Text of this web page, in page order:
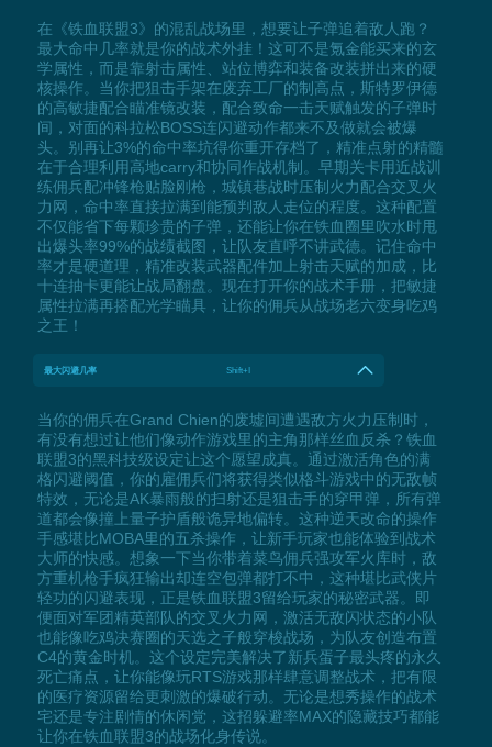
在《铁血联盟3》的混乱战场里，想要让子弹追着敌人跑？
最大命中几率就是你的战术外挂！这可不是氪金能买来的玄
学属性，而是靠射击属性、站位博弈和装备改装拼出来的硬
核操作。当你把狙击手架在废弃工厂的制高点，斯特罗伊德
的高敏捷配合瞄准镜改装，配合致命一击天赋触发的子弹时
间，对面的科拉松BOSS连闪避动作都来不及做就会被爆
头。别再让3%的命中率坑得你重开存档了，精准点射的精髓
在于合理利用高地carry和协同作战机制。早期关卡用近战训
练佣兵配冲锋枪贴脸刚枪，城镇巷战时压制火力配合交叉火
力网，命中率直接拉满到能预判敌人走位的程度。这种配置
不仅能省下每颗珍贵的子弹，还能让你在铁血圈里吹水时甩
出爆头率99%的战绩截图，让队友直呼不讲武德。记住命中
率才是硬道理，精准改装武器配件加上射击天赋的加成，比
十连抽卡更能让战局翻盘。现在打开你的战术手册，把敏捷
属性拉满再搭配光学瞄具，让你的佣兵从战场老六变身吃鸡
之王！
最大闪避几率 Shift+I
当你的佣兵在Grand Chien的废墟间遭遇敌方火力压制时，
有没有想过让他们像动作游戏里的主角那样丝血反杀？铁血
联盟3的黑科技级设定让这个愿望成真。通过激活角色的满
格闪避阈值，你的雇佣兵们将获得类似格斗游戏中的无敌帧
特效，无论是AK暴雨般的扫射还是狙击手的穿甲弹，所有弹
道都会像撞上量子护盾般诡异地偏转。这种逆天改命的操作
手感堪比MOBA里的五杀操作，让新手玩家也能体验到战术
大师的快感。想象一下当你带着菜鸟佣兵强攻军火库时，敌
方重机枪手疯狂输出却连空包弹都打不中，这种堪比武侠片
轻功的闪避表现，正是铁血联盟3留给玩家的秘密武器。即
便面对军团精英部队的交叉火力网，激活无敌闪状态的小队
也能像吃鸡决赛圈的天选之子般穿梭战场，为队友创造布置
C4的黄金时机。这个设定完美解决了新兵蛋子最头疼的永久
死亡痛点，让你能像玩RTS游戏那样肆意调整战术，把有限
的医疗资源留给更刺激的爆破行动。无论是想秀操作的战术
宅还是专注剧情的休闲党，这招躲避率MAX的隐藏技巧都能
让你在铁血联盟3的战场化身传说。